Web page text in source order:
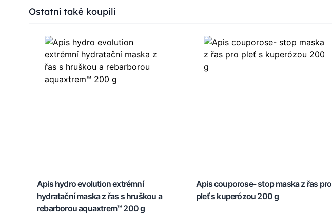
Press to skip carousel
Ostatní také koupili
Apis hydro evolution extrémní
hydratační maska z řas s hruškou a
rebarborou aquaxtrem™ 200 g
Apis couporose- stop maska z řas pro
pleť s kuperózou 200 g